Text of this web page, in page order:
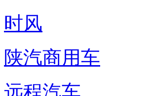
时风
陕汽商用车